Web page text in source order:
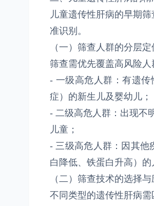
儿童遗传性肝病的早期
准识别。
（一）筛查人群的分层定
筛查需优先覆盖高风险人
- 一级高危人群：有遗
症）的新生儿及婴幼儿；
- 二级高危人群：出现不
儿童；
- 三级高危人群：因其他
白降低、铁蛋白升高）的
（二）筛查技术的选择与
不同类型的遗传性肝病